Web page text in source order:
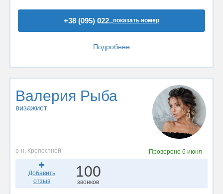
+38 (095) 022..показать номер
Подробнее
Валерия Рыба
визажист
р-н. Крепостной Проверено6 июня
Добавить
отзыв
100
звонков